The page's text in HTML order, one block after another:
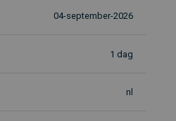
04-september-2026
1 dag
nl